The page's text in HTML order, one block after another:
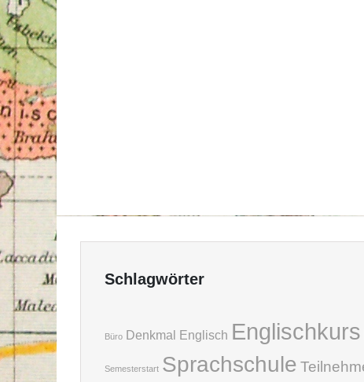
Schlagwörter
Büro Denkmal Englisch Englischkurs
Semesterstart Sprachschule